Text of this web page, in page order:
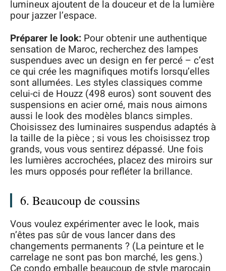
lumineux ajoutent de la douceur et de la lumière
pour jazzer l’espace.
Préparer le look: Pour obtenir une authentique
sensation de Maroc, recherchez des lampes
suspendues avec un design en fer percé – c’est
ce qui crée les magnifiques motifs lorsqu’elles
sont allumées. Les styles classiques comme
celui-ci de Houzz (498 euros) sont souvent des
suspensions en acier orné, mais nous aimons
aussi le look des modèles blancs simples.
Choisissez des luminaires suspendus adaptés à
la taille de la pièce ; si vous les choisissez trop
grands, vous vous sentirez dépassé. Une fois
les lumières accrochées, placez des miroirs sur
les murs opposés pour refléter la brillance.
6. Beaucoup de coussins
Vous voulez expérimenter avec le look, mais
n’êtes pas sûr de vous lancer dans des
changements permanents ? (La peinture et le
carrelage ne sont pas bon marché, les gens.)